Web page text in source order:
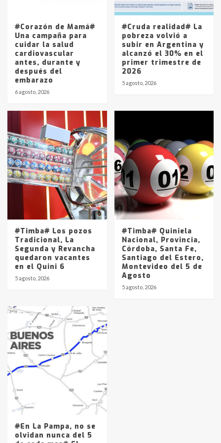
La Pampa, desde YPF hasta Axion
entre 857 a 1338 pesos
#Corazón de Mamá#
Una campaña para
cuidar la salud
cardiovascular
antes, durante y
después del
embarazo
6 agosto, 2026
#Cruda realidad# La
pobreza volvió a
subir en Argentina y
alcanzó el 30% en el
primer trimestre de
2026
5 agosto, 2026
#Timba# Los pozos
Tradicional, La
Segunda y Revancha
quedaron vacantes
en el Quini 6
5 agosto, 2026
#Timba# Quiniela
Nacional, Provincia,
Córdoba, Santa Fe,
Santiago del Estero,
Montevideo del 5 de
Agosto
5 agosto, 2026
#En La Pampa, no se
olvidan nunca del 5